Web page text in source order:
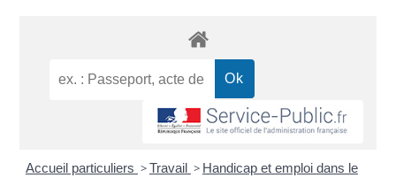
Accueil particuliers >Travail > Handicap et emploi dans le